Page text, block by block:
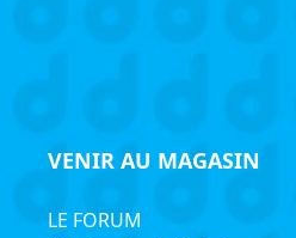
VENIR AU MAGASIN
LE FORUM